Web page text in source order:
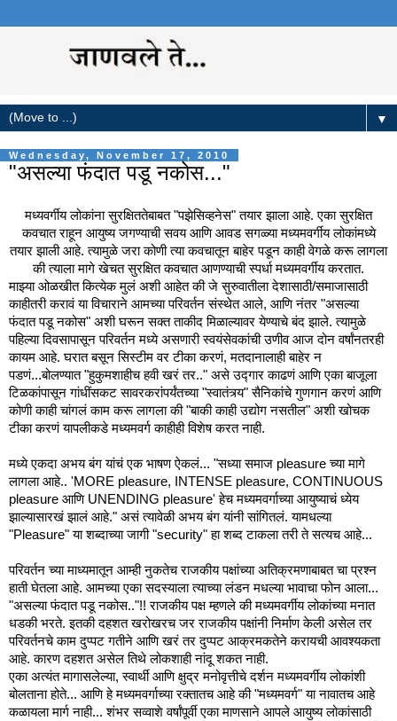
▼
Wednesday, November 17, 2010
"असल्या फंदात पडू नकोस..."
मध्यवर्गीय लोकांना सुरक्षिततेबाबत "पझेसिव्हनेस" तयार झाला आहे. एका सुरक्षित
कवचात राहून आयुष्य जगण्याची सवय आणि आवड सगळ्या मध्यमवर्गीय लोकांमध्ये
तयार झाली आहे. त्यामुळे जरा कोणी त्या कवचातून बाहेर पडून काही वेगळे करू लागला
की त्याला मागे खेचत सुरक्षित कवचात आणण्याची स्पर्धा मध्यमवर्गीय करतात.
माझ्या ओळखीत कित्येक मुलं अशी आहेत की जे सुरुवातीला देशासाठी/समाजासाठी
काहीतरी करावं या विचाराने आमच्या परिवर्तन संस्थेत आले, आणि नंतर "असल्या
फंदात पडू नकोस" अशी घरून सक्त ताकीद मिळाल्यावर येण्याचे बंद झाले. त्यामुळे
पहिल्या दिवसापासून परिवर्तन मध्ये असणारी स्वयंसेवकांची उणीव आज दोन वर्षांनतरही
कायम आहे. घरात बसून सिस्टीम वर टीका करणं, मतदानालाही बाहेर न
पडणं...बोलण्यात "हुकुमशाहीच हवी खरं तर.." असे उद्गार काढणं आणि एका बाजूला
टिळकांपासून गांधींसकट सावरकरांपर्यंतच्या "स्वातंत्र्य" सैनिकांचे गुणगान करणं आणि
कोणी काही चांगलं काम करू लागला की "बाकी काही उद्योग नसतील" अशी खोचक
टीका करणं यापलीकडे मध्यमवर्ग काहीही विशेष करत नाही.
मध्ये एकदा अभय बंग यांचं एक भाषण ऐकलं... "सध्या समाज pleasure च्या मागे
लागला आहे.. 'MORE pleasure, INTENSE pleasure, CONTINUOUS
pleasure आणि UNENDING pleasure' हेच मध्यमवर्गाच्या आयुष्याचं ध्येय
झाल्यासारखं झालं आहे." असं त्यावेळी अभय बंग यांनी सांगितलं. यामधल्या
"Pleasure" या शब्दाच्या जागी "security" हा शब्द टाकला तरी ते सत्यच आहे...
परिवर्तन च्या माध्यमातून आम्ही नुकतेच राजकीय पक्षांच्या अतिक्रमणाबाबत चा प्रश्न
हाती घेतला आहे. आमच्या एका सदस्याला त्याच्या लंडन मधल्या भावाचा फोन आला...
"असल्या फंदात पडू नकोस.."!! राजकीय पक्ष म्हणले की मध्यमवर्गीय लोकांच्या मनात
धडकी भरते. इतकी दहशत खरोखरच जर राजकीय पक्षांनी निर्माण केली असेल तर
परिवर्तनचे काम दुप्पट गतीने आणि खरं तर दुप्पट आक्रमकतेने करायची आवश्यकता
आहे. कारण दहशत असेल तिथे लोकशाही नांदू शकत नाही.
एका अत्यंत मागासलेल्या, स्वार्थी आणि क्षुद्र मनोवृत्तीचे दर्शन मध्यमवर्गीय लोकांशी
बोलताना होते... आणि हे मध्यमवर्गाच्या रक्तातच आहे की "मध्यमवर्ग" या नावातच आहे
कळायला मार्ग नाही... शंभर सव्वाशे वर्षांपूर्वी एका माणसाने आपले आयुष्य लोकांसाठी